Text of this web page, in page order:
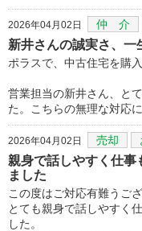
2026年04月02日 仲 介
新井さんの誠実さ、一
ポラスで、中古住宅を購
営業担当の新井さん、と
た。こちらの無理な対応
2026年04月02日 売却
親身で話しやすく仕事
ました
この度はご対応有難うござ
とても親身で話しやすく
した。